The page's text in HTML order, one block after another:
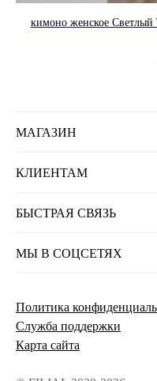
кимоно женское
МАГАЗИН
КЛИЕНТАМ
БЫСТРАЯ СВЯЗЬ
МЫ В СОЦСЕТЯХ
Политика
Служба поддержки
Карта сайта